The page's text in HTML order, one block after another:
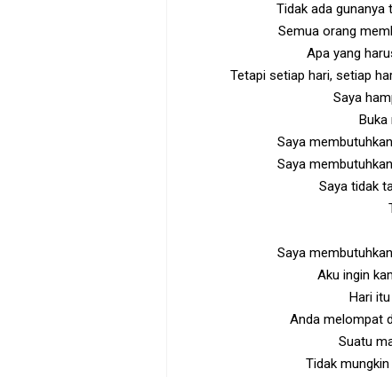
Tidak ada gunanya
Semua orang
Apa yang
Tetapi setiap hari, setiap
Saya
Buka
Saya
Saya
Saya tidak
Saya
Aku ingin
Hari
Anda melompat
Suatu
Tidak